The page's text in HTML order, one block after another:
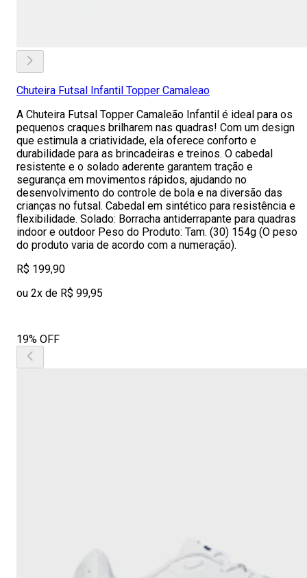
Chuteira Futsal Infantil Topper Camaleao
A Chuteira Futsal Topper Camaleão Infantil é ideal para os
pequenos craques brilharem nas quadras! Com um design
que estimula a criatividade, ela oferece conforto e
durabilidade para as brincadeiras e treinos. O cabedal
resistente e o solado aderente garantem tração e
segurança em movimentos rápidos, ajudando no
desenvolvimento do controle de bola e na diversão das
crianças no futsal. Cabedal em sintético para resistência e
flexibilidade. Solado: Borracha antiderrapante para quadras
indoor e outdoor Peso do Produto: Tam. (30) 154g (O peso
do produto varia de acordo com a numeração).
R$ 199,90
ou 2x de R$ 99,95
19% OFF